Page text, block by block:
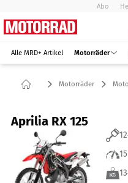
Abo
Alle MRD+ Artikel Motorräder
Motorräder
Aprilia RX 125